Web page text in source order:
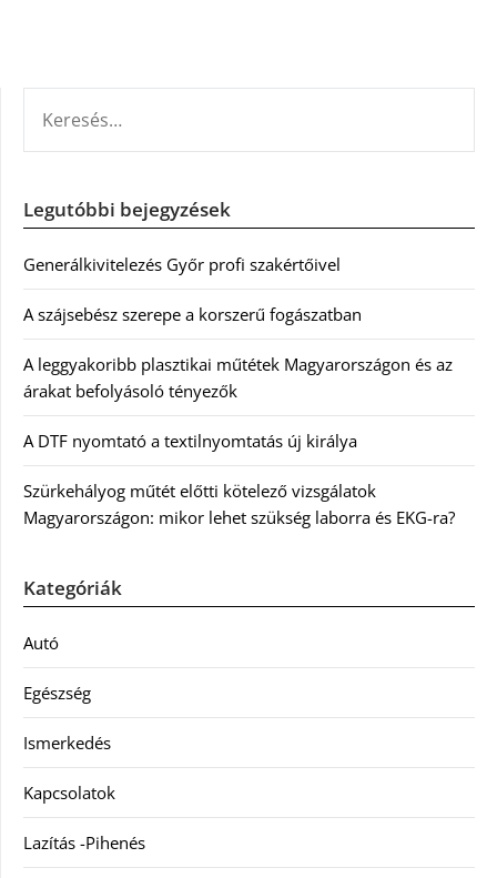
Legutóbbi bejegyzések
Generálkivitelezés Győr profi szakértőivel
A szájsebész szerepe a korszerű fogászatban
A leggyakoribb plasztikai műtétek Magyarországon és az
árakat befolyásoló tényezők
A DTF nyomtató a textilnyomtatás új királya
Szürkehályog műtét előtti kötelező vizsgálatok
Magyarországon: mikor lehet szükség laborra és EKG-ra?
Kategóriák
Autó
Egészség
Ismerkedés
Kapcsolatok
Lazítás -Pihenés